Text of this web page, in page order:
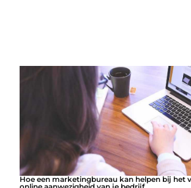
Hoe een marketingbureau kan helpen bij het